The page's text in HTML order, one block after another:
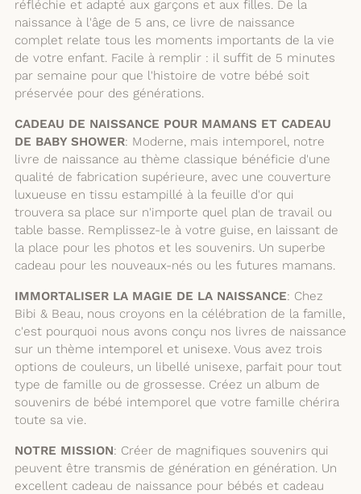
réfléchie et adapté aux garçons et aux filles. De la
naissance à l'âge de 5 ans, ce livre de naissance
complet relate tous les moments importants de la vie
de votre enfant. Facile à remplir : il suffit de 5 minutes
par semaine pour que l'histoire de votre bébé soit
préservée pour des générations.
CADEAU DE NAISSANCE POUR MAMANS ET CADEAU
DE BABY SHOWER: Moderne, mais intemporel, notre
livre de naissance au thème classique bénéficie d'une
qualité de fabrication supérieure, avec une couverture
luxueuse en tissu estampillé à la feuille d'or qui
trouvera sa place sur n'importe quel plan de travail ou
table basse. Remplissez-le à votre guise, en laissant de
la place pour les photos et les souvenirs. Un superbe
cadeau pour les nouveaux-nés ou les futures mamans.
IMMORTALISER LA MAGIE DE LA NAISSANCE: Chez
Bibi & Beau, nous croyons en la célébration de la famille,
c'est pourquoi nous avons conçu nos livres de naissance
sur un thème intemporel et unisexe. Vous avez trois
options de couleurs, un libellé unisexe, parfait pour tout
type de famille ou de grossesse. Créez un album de
souvenirs de bébé intemporel que votre famille chérira
toute sa vie.
NOTRE MISSION: Créer de magnifiques souvenirs qui
peuvent être transmis de génération en génération. Un
excellent cadeau de naissance pour bébés et cadeau